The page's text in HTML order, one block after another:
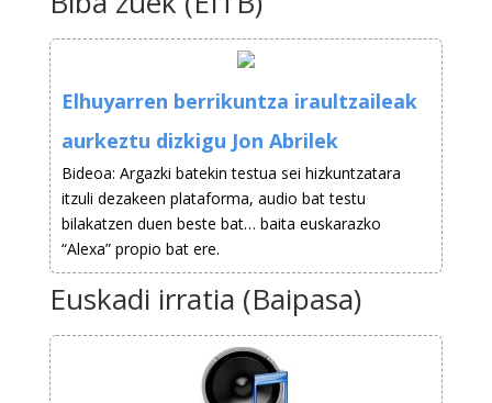
Elhuyarren berrikuntza iraultzaileak
aurkeztu dizkigu Jon Abrilek
Bideoa: Argazki batekin testua sei hizkuntzatara
itzuli dezakeen plataforma, audio bat testu
bilakatzen duen beste bat… baita euskarazko
“Alexa” propio bat ere.
Euskadi irratia (Baipasa)